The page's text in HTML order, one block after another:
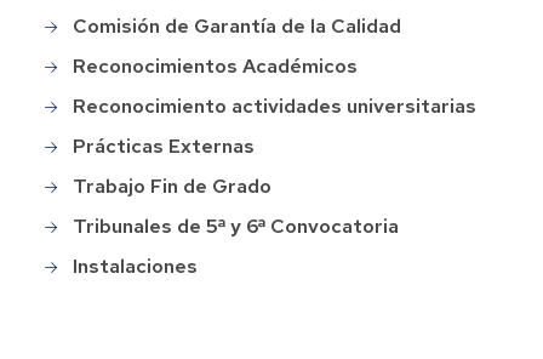
Comisión de Garantía de la Calidad
Reconocimientos Académicos
Reconocimiento actividades universitarias
Prácticas Externas
Trabajo Fin de Grado
Tribunales de 5ª y 6ª Convocatoria
Instalaciones